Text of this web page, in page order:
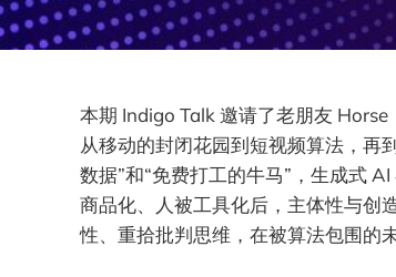
本期 Indigo Talk 邀请了老朋友
从移动的封闭花园到短视频算法，再
数据”和“免费打工的牛马”，生成式
商品化、人被工具化后，主体性与创
性、重拾批判思维，在被算法包围的